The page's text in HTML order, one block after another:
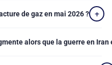
de gaz en mai 2026 ?
alors que la guerre en Iran